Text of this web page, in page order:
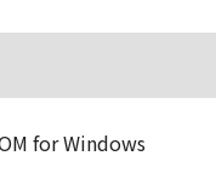
for Windows